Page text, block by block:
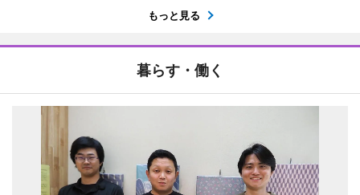
もっと見る
暮らす・働く